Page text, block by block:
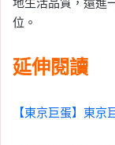
位。
延伸閱讀
【東京巨蛋】東